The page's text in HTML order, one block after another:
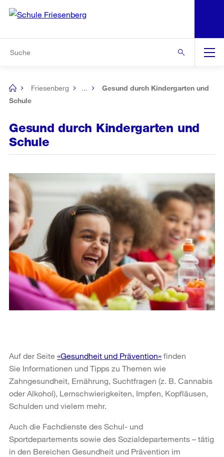
Navigation
[no
title]
Friesenberg ...
Gesund durch Kindergarten und
Schule
Gesund durch Kindergarten und
Schule
Auf der Seite «Gesundheit und Prävention» finden
Sie Informationen und Tipps zu Themen wie
Zahngesundheit, Ernährung, Suchtfragen (z. B. Cannabis
oder Alkohol), Lernschwierigkeiten, Impfen, Kopfläusen,
Schulden und vielem mehr.
Auch die Fachdienste des Schul- und
Sportdepartements sowie des Sozialdepartements – tätig
in den Bereichen Gesundheit und Prävention im